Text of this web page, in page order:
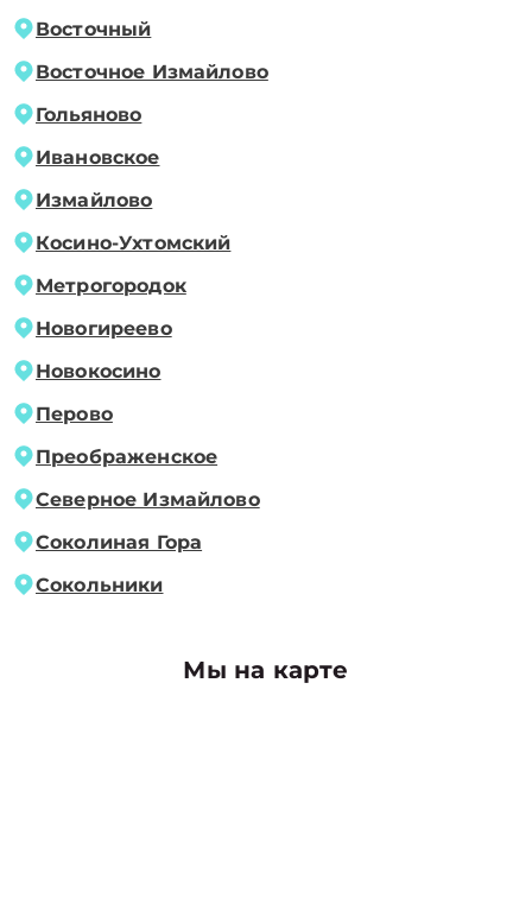
Восточный
Восточное Измайлово
Гольяново
Ивановское
Измайлово
Косино-Ухтомский
Метрогородок
Новогиреево
Новокосино
Перово
Преображенское
Северное Измайлово
Соколиная Гора
Сокольники
Мы на карте